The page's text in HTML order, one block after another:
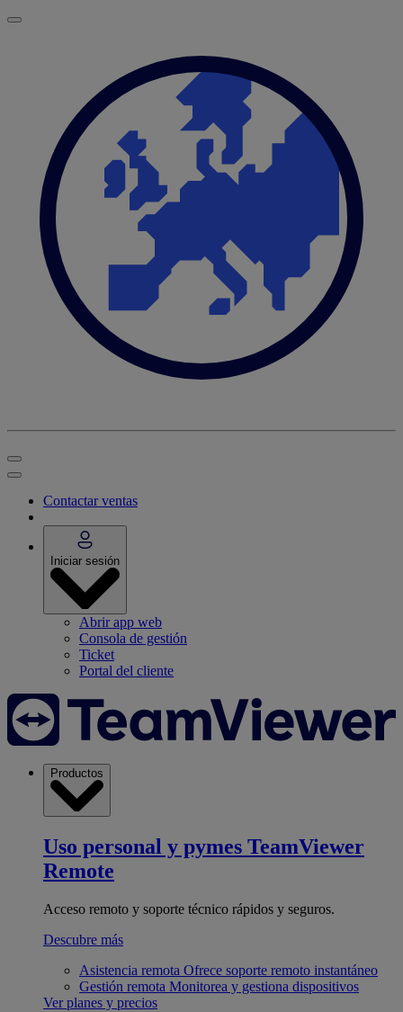
Contactar ventas
Iniciar sesión
Abrir app web
Consola de gestión
Ticket
Portal del cliente
Productos
Uso personal y pymes TeamViewer
Remote
Acceso remoto y soporte técnico rápidos y seguros.
Descubre más
Asistencia remota Ofrece soporte remoto instantáneo
Gestión remota Monitorea y gestiona dispositivos
Ver planes y precios